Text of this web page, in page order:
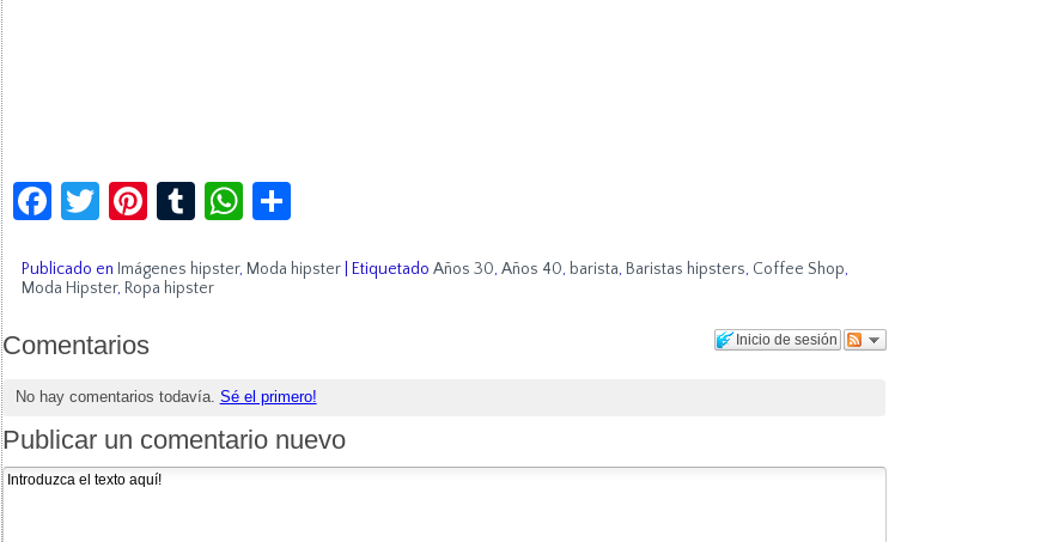
Facebook
Twitter
Pinterest
TumblrWhatsApp
Compartir
Publicado en Imágenes hipster, Moda hipster| Etiquetado Años 30, Años 40, barista, Baristas hipsters, Coffee Shop,
Moda Hipster, Ropa hipster
Inicio de sesión
Comentarios
No hay comentarios todavía. Sé el primero!
Publicar un comentario nuevo